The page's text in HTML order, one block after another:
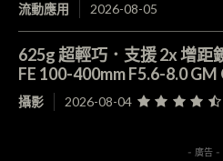
流動應用 2026-08-05
625g 超輕巧．支援 2x 增
FE 100-400mm F5.6-8.0 GM
攝影 2026-08-04
- 廣告 -